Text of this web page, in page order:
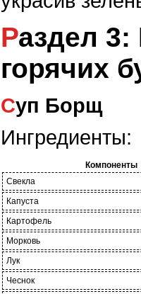
Раздел 3: Рецепты супов и
горячих
Суп Борщ
Ингредиенты:
Компоненты
Свекла
Капуста
Картофель
Морковь
Лук
Чеснок